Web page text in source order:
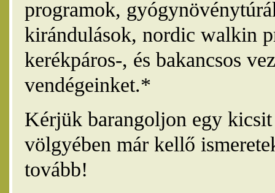
programok,
kirándulások, nordic walkin
kerékpáros-, és bakancsos
vendégeinket.*
Kérjük barangoljon egy
völgyében már kellő
tovább!